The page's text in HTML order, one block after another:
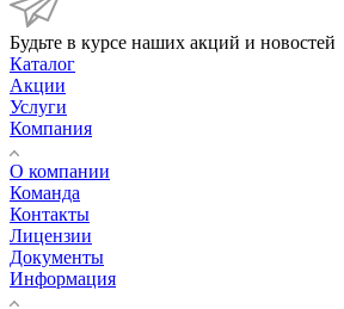
Будьте в курсе наших акций и новостей
Каталог
Акции
Услуги
Компания
О компании
Команда
Контакты
Лицензии
Документы
Информация